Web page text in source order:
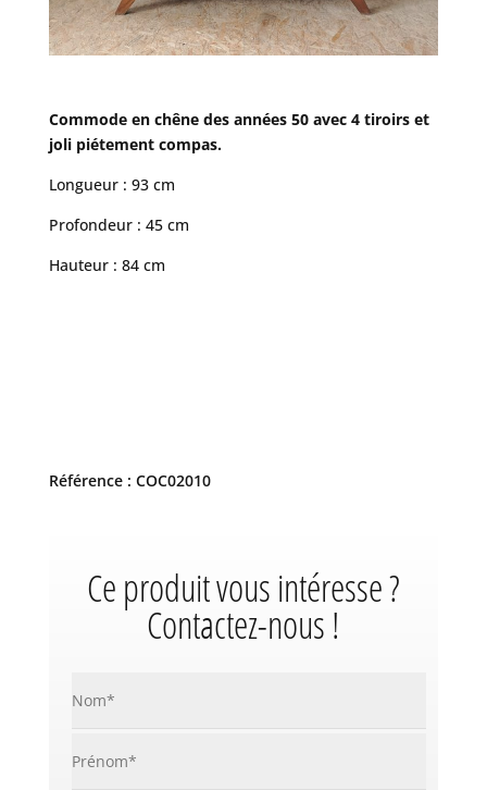
Commode en chêne des années 50 avec 4 tiroirs et
joli piétement compas.
Longueur : 93 cm
Profondeur : 45 cm
Hauteur : 84 cm
Référence : COC02010
Ce produit vous intéresse ?
Contactez-nous !